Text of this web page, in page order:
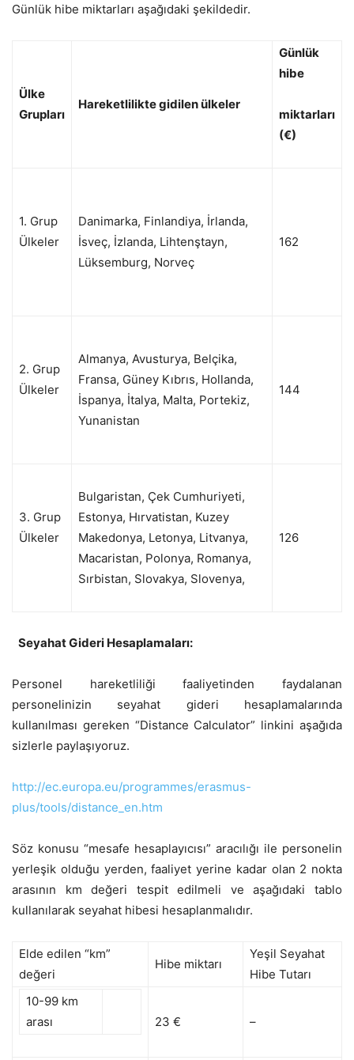
Günlük hibe miktarları aşağıdaki şekildedir.
Ülke
Grupları
Hareketlilikte gidilen ülkeler
Günlük
hibe
miktarları
(€)
1. Grup
Ülkeler
Danimarka, Finlandiya, İrlanda,
İsveç, İzlanda, Lihtenştayn,
Lüksemburg, Norveç
162
2. Grup
Ülkeler
Almanya, Avusturya, Belçika,
Fransa, Güney Kıbrıs, Hollanda,
İspanya, İtalya, Malta, Portekiz,
Yunanistan
144
3. Grup
Ülkeler
Bulgaristan, Çek Cumhuriyeti,
Estonya, Hırvatistan, Kuzey
Makedonya, Letonya, Litvanya,
Macaristan, Polonya, Romanya,
Sırbistan, Slovakya, Slovenya,
126
Seyahat Gideri Hesaplamaları:
Personel hareketliliği faaliyetinden faydalanan
personelinizin seyahat gideri hesaplamalarında
kullanılması gereken “Distance Calculator” linkini aşağıda
sizlerle paylaşıyoruz.
http://ec.europa.eu/programmes/erasmus-
plus/tools/distance_en.htm
Söz konusu “mesafe hesaplayıcısı” aracılığı ile personelin
yerleşik olduğu yerden, faaliyet yerine kadar olan 2 nokta
arasının km değeri tespit edilmeli ve aşağıdaki tablo
kullanılarak seyahat hibesi hesaplanmalıdır.
Elde edilen “km”
değeri
Hibe miktarı
Yeşil Seyahat
Hibe Tutarı
10-99 km
arası
23 € –